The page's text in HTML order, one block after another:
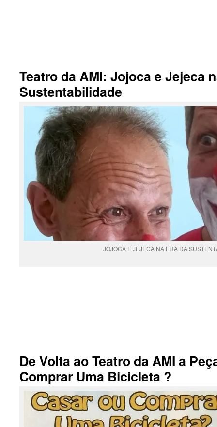
Teatro da AMI: Jojoca e Jejeca
Sustentabilidade
JOJOCA E JEJECA NA ERA DA
De Volta ao Teatro da AMI a
Comprar Uma Bicicleta ?